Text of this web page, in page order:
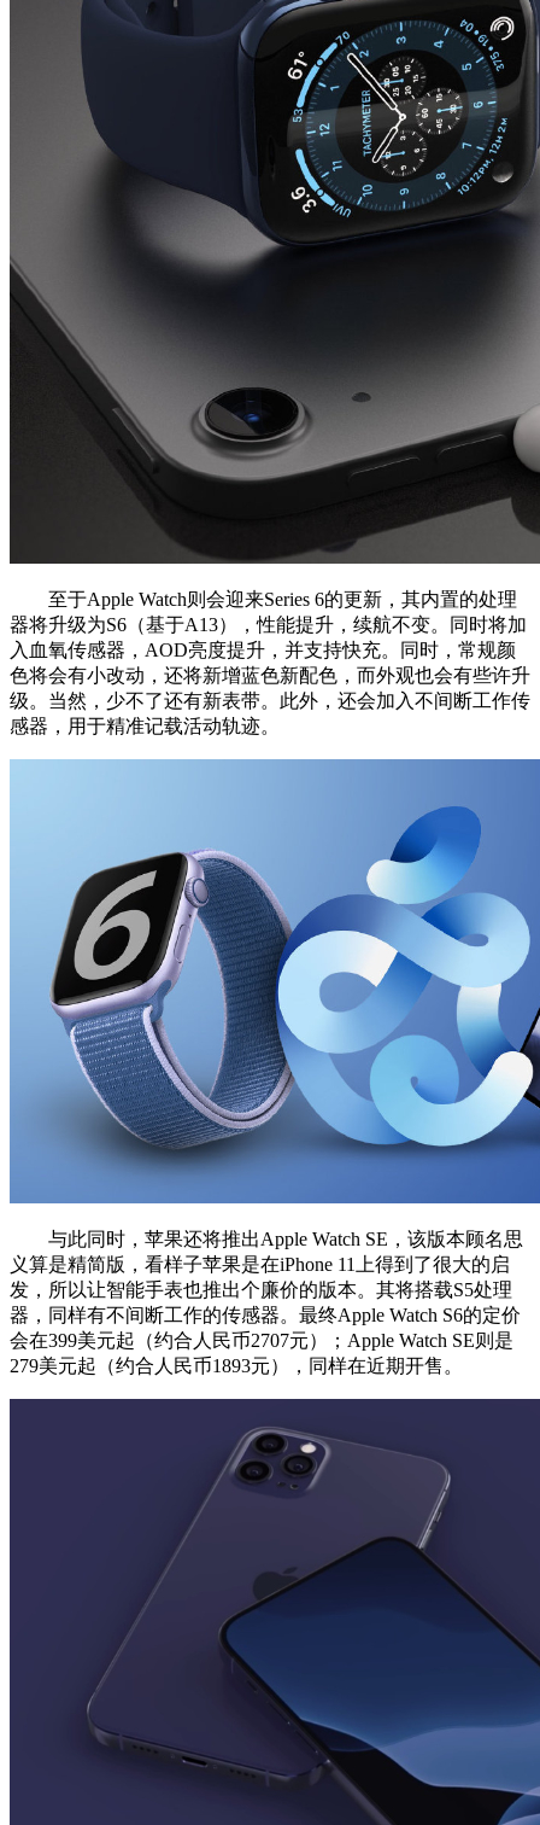
至于Apple Watch则会迎来Series 6的更新，其内置的处理
器将升级为S6（基于A13），性能提升，续航不变。同时将加
入血氧传感器，AOD亮度提升，并支持快充。同时，常规颜
色将会有小改动，还将新增蓝色新配色，而外观也会有些许升
级。当然，少不了还有新表带。此外，还会加入不间断工作传
感器，用于精准记载活动轨迹。
与此同时，苹果还将推出Apple Watch SE，该版本顾名思
义算是精简版，看样子苹果是在iPhone 11上得到了很大的启
发，所以让智能手表也推出个廉价的版本。其将搭载S5处理
器，同样有不间断工作的传感器。最终Apple Watch S6的定价
会在399美元起（约合人民币2707元）；Apple Watch SE则是
279美元起（约合人民币1893元），同样在近期开售。